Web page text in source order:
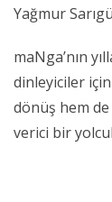
Yağmur
maNga’nın
dinleyiciler
dönüş hem
verici bir